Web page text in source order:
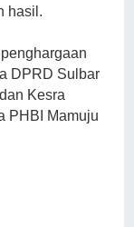
hasil.
DPRD Sulbar
Kesra
PHBI Mamuju